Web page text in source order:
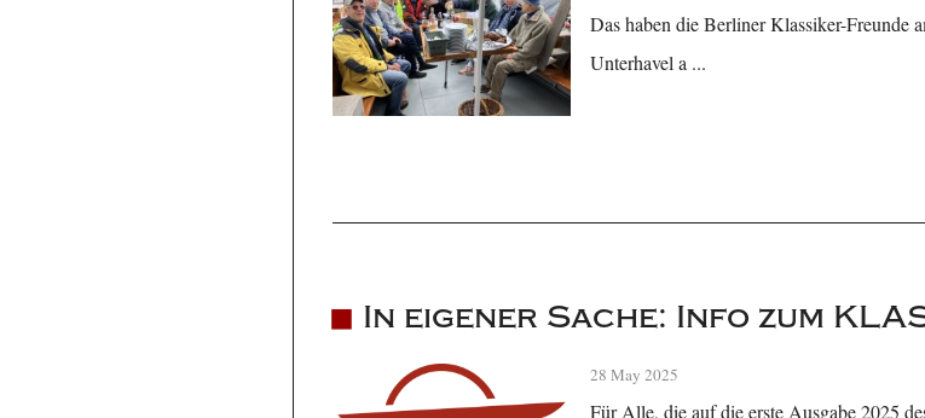
Das haben die Berliner Klassiker-Freunde
Unterhavel a ...
In eigener Sache: Info zum
28 May 2025
Für Alle, die auf die erste Ausgabe 2025